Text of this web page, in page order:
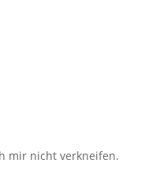
mir nicht verkneifen.